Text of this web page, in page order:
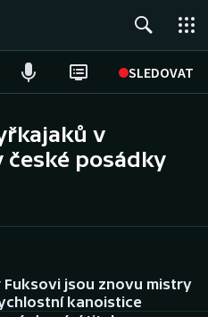
SLEDOVAT
v
české posádky
Fuksovi jsou znovu mistry
kanoistice